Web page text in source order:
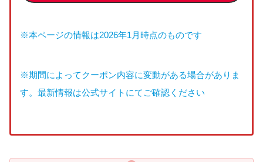
※本ページの情報は2026年1月時点のものです
※期間によってクーポン内容に変動がある場合がありま
す。最新情報は公式サイトにてご確認ください